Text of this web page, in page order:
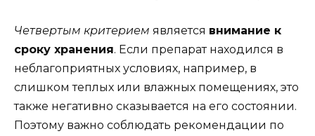
Четвертым критерием является внимание к
сроку хранения. Если препарат находился в
неблагоприятных условиях, например, в
слишком теплых или влажных помещениях, это
также негативно сказывается на его состоянии.
Поэтому важно соблюдать рекомендации по